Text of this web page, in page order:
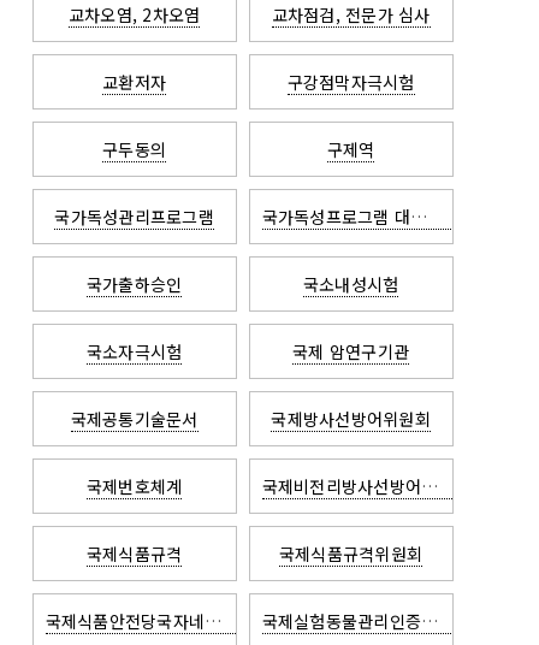
교차오염, 2차오염 교차점검, 전문가 심사
교환저자 구강점막자극시험
구두동의 구제역
국가독성관리프로그램 국가독성프로그램 대체독성실험평가중개센터
국가출하승인 국소내성시험
국소자극시험 국제 암연구기관
국제공통기술문서 국제방사선방어위원회
국제번호체계 국제비전리방사선방어위원회
국제식품규격 국제식품규격위원회
국제식품안전당국자네트워크 국제실험동물관리인증협회